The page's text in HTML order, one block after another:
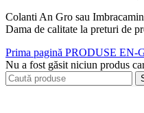
Colanti An Gro sau
Dama de calitate la preturi de
Prima pagină PRODUSE EN-
Nu a fost găsit niciun produs